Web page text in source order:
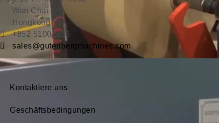
Wan Chai
Hongkong
+852 51002386
sales@gutenbergmachines.com
Unser Unternehmen
Kontaktiere uns
Geschäftsbedingungen